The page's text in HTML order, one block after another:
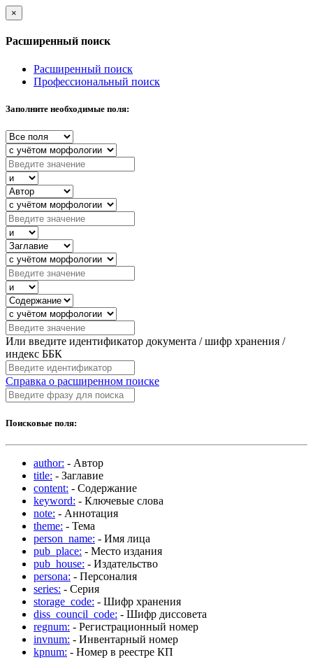
×
Расширенный поиск
Расширенный поиск
Профессиональный поиск
Заполните необходимые поля:
Или введите идентификатор документа / шифр хранения /
индекс ББК
Справка о расширенном поиске
Поисковые поля:
author: - Автор
title: - Заглавие
content: - Содержание
keyword: - Ключевые слова
note: - Аннотация
theme: - Тема
person_name: - Имя лица
pub_place: - Место издания
pub_house: - Издательство
persona: - Персоналия
series: - Серия
storage_code: - Шифр хранения
diss_council_code: - Шифр диссовета
regnum: - Регистрационный номер
invnum: - Инвентарный номер
kpnum: - Номер в реестре КП